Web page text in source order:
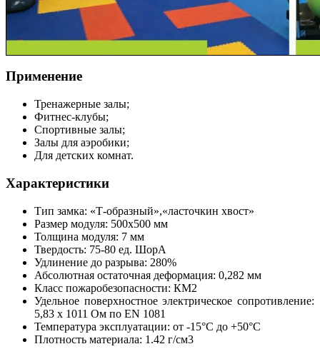
Применение
Тренажерные залы;
Фитнес-клубы;
Спортивные залы;
Залы для аэробики;
Для детских комнат.
Характеристики
Тип замка: «Т-образный»,«ласточкин хвост»
Размер модуля: 500х500 мм
Толщина модуля: 7 мм
Твердость: 75-80 ед. ШорА
Удлинение до разрыва: 280%
Абсолютная остаточная деформация: 0,282 мм
Класс пожаробезопасности: КМ2
Удельное поверхностное электрическое сопротивление:
5,83 х 1011 Ом по ЕN 1081
Температура эксплуатации: от -15°С до +50°С
Плотность материала: 1.42 г/см3